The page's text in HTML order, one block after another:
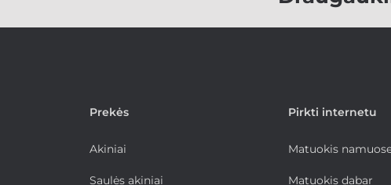
Prekės
Akiniai
Saulės akiniai
Pirkti internetu
Matuokis
Matuokis dabar